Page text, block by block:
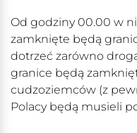
Od godziny 00.00 w
zamknięte będą
dotrzeć zarówno
granice będą
cudzoziemców (z
Polacy będą musieli